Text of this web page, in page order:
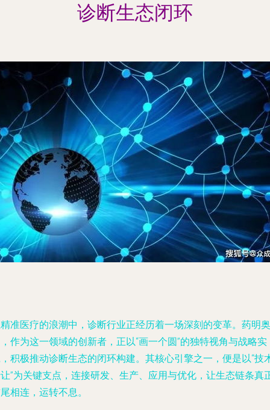
诊断生态闭环
准医疗的浪潮中，诊断行业正经历着一场深刻的变革。药明奥
作为这一领域的创新者，正以“画一个圆”的独特视角与战略实
积极推动诊断生态的闭环构建。其核心引擎之一，便是以“技
”为关键支点，连接研发、生产、应用与优化，让生态链条真
相连，运转不息。